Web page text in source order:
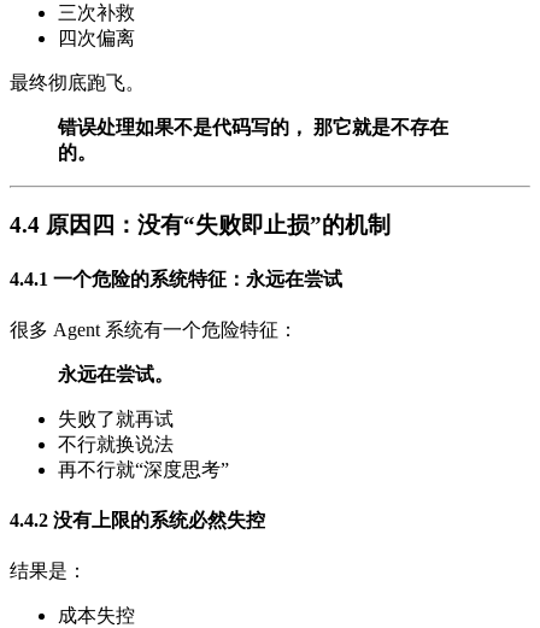
三次补救
四次偏离
最终彻底跑飞。
错误处理如果不是代码写的， 那它就是不存在
的。
4.4 原因四：没有“失败即止损”的机制
4.4.1 一个危险的系统特征：永远在尝试
很多 Agent 系统有一个危险特征：
永远在尝试。
失败了就再试
不行就换说法
再不行就“深度思考”
4.4.2 没有上限的系统必然失控
结果是：
成本失控